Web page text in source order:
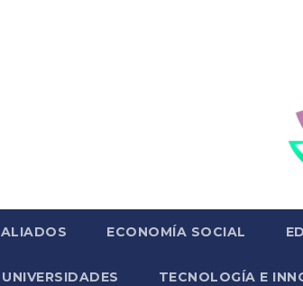
ALIADOS ECONOMÍA SOCIAL
UNIVERSIDADES TECNOLOGÍA E